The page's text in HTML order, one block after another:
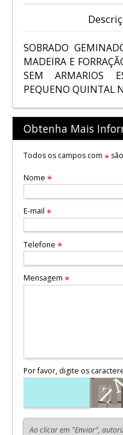
SOBRADO
MADEIRA E
SEM ARMARIOS
PEQUENO QUINTAL
Obtenha Mais
Todos os campos com *
Nome *
E-mail *
Telefone *
Mensagem *
Por favor, digite os
Ao clicar em "Enviar",